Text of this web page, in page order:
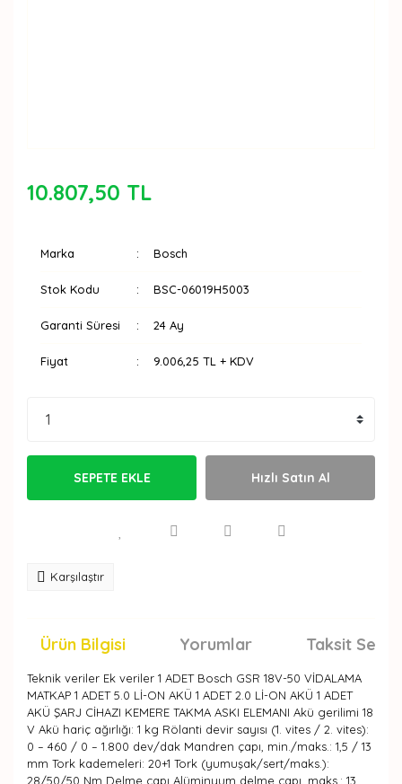
10.807,50 TL
Marka Bosch
Stok Kodu BSC-06019H5003
Garanti Süresi 24 Ay
Fiyat 9.006,25 TL + KDV
SEPETE EKLE Hızlı Satın Al
Karşılaştır
Ürün Bilgisi Yorumlar Taksit
Teknik veriler Ek veriler 1 ADET Bosch GSR 18V-50 VİDALAMA
MATKAP 1 ADET 5.0 Lİ-ON AKÜ 1 ADET 2.0 Lİ-ON AKÜ 1 ADET
AKÜ ŞARJ CİHAZI KEMERE TAKMA ASKI ELEMANI Akü gerilimi 18
V Akü hariç ağırlığı: 1 kg Rölanti devir sayısı (1. vites / 2. vites):
0 – 460 / 0 – 1.800 dev/dak Mandren çapı, min./maks.: 1,5 / 13
mm Tork kademeleri: 20+1 Tork (yumuşak/sert/maks.):
28/50/50 Nm Delme çapı Alüminyum delme çapı, maks.: 13